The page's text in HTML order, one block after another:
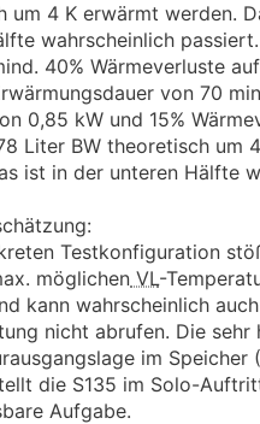
um 4 K erwärmt werden.
wahrscheinlich
40% Wärmeverluste
von 70
0,85 kW und 15%
Liter BW theoretisch um
ist in der unteren Hälfte
Testkonfiguration
möglichen VL-
kann wahrscheinlich
nicht abrufen. Die sehr
im Speicher
die S135 im Solo-
Aufgabe.